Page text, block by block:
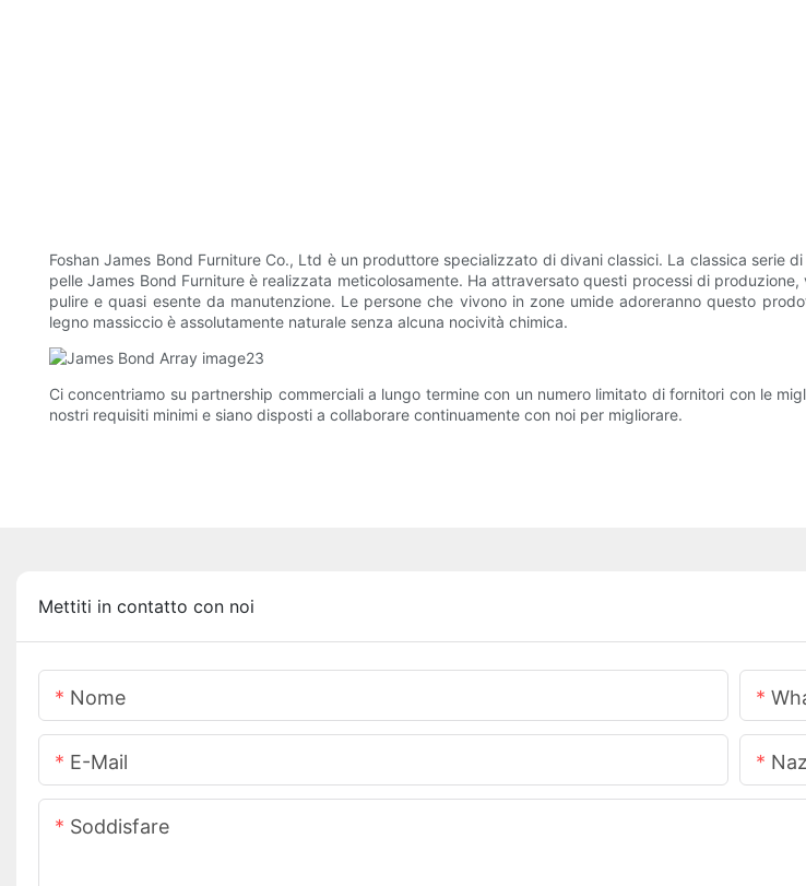
Foshan James Bond Furniture Co., Ltd è un produttore specializzato di divani classici. La classica
pelle James Bond Furniture è realizzata meticolosamente. Ha attraversato questi processi di
pulire e quasi esente da manutenzione. Le persone che vivono in zone umide adoreranno questo
legno massiccio è assolutamente naturale senza alcuna nocività chimica.
Ci concentriamo su partnership commerciali a lungo termine con un numero limitato di fornitori con le
nostri requisiti minimi e siano disposti a collaborare continuamente con noi per migliorare.
Mettiti in contatto con noi
Nome
E-Mail
Soddisfare